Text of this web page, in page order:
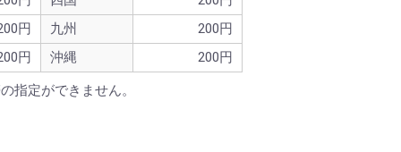
円
九州
200円
円
沖縄 200円
指定ができません。